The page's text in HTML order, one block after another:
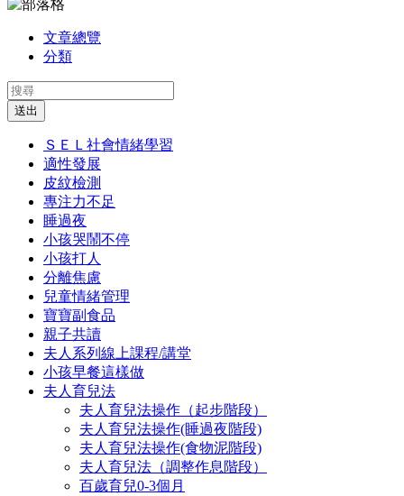
文章總覽
分類
送出
ＳＥＬ社會情緒學習
適性發展
皮紋檢測
專注力不足
睡過夜
小孩哭鬧不停
小孩打人
分離焦慮
兒童情緒管理
寶寶副食品
親子共讀
夫人系列線上課程/講堂
小孩早餐這樣做
夫人育兒法
夫人育兒法操作（起步階段）
夫人育兒法操作(睡過夜階段)
夫人育兒法操作(食物泥階段)
夫人育兒法（調整作息階段）
百歲育兒0-3個月